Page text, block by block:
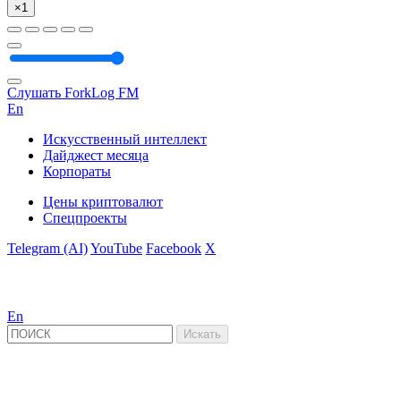
×1
Слушать ForkLog FM
En
Искусственный интеллект
Дайджест месяца
Корпораты
Цены криптовалют
Спецпроекты
Telegram (AI)YouTube Facebook X
En